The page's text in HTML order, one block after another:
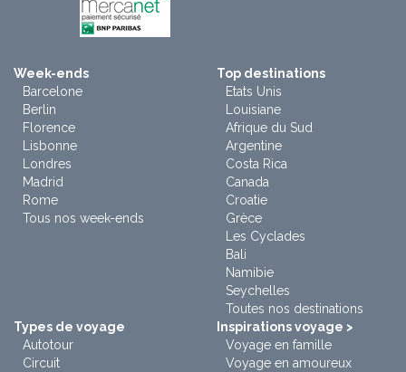
Week-ends
Barcelone
Berlin
Florence
Lisbonne
Londres
Madrid
Rome
Tous nos week-ends
Top destinations
Etats Unis
Louisiane
Afrique du Sud
Argentine
Costa Rica
Canada
Croatie
Grèce
Les Cyclades
Bali
Namibie
Seychelles
Toutes nos destinations
Types de voyage
Autotour
Circuit
Inspirations voyage >
Voyage en famille
Voyage en amoureux